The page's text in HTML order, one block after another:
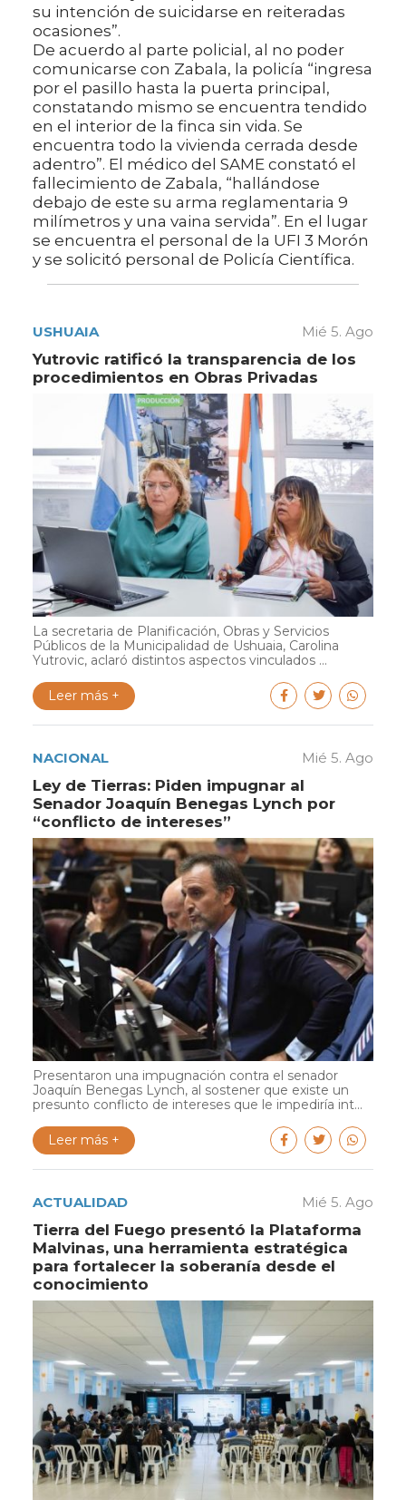
su intención de suicidarse en reiteradas
ocasiones”.
De acuerdo al parte policial, al no poder
comunicarse con Zabala, la policía “ingresa
por el pasillo hasta la puerta principal,
constatando mismo se encuentra tendido
en el interior de la finca sin vida. Se
encuentra todo la vivienda cerrada desde
adentro”. El médico del SAME constató el
fallecimiento de Zabala, “hallándose
debajo de este su arma reglamentaria 9
milímetros y una vaina servida”. En el lugar
se encuentra el personal de la UFI 3 Morón
y se solicitó personal de Policía Científica.
USHUAIA Mié 5. Ago
Yutrovic ratificó la transparencia de los
procedimientos en Obras Privadas
La secretaria de Planificación, Obras y Servicios
Públicos de la Municipalidad de Ushuaia, Carolina
Yutrovic, aclaró distintos aspectos vinculados ...
Leer más +
NACIONAL Mié 5. Ago
Ley de Tierras: Piden impugnar al
Senador Joaquín Benegas Lynch por
“conflicto de intereses”
Presentaron una impugnación contra el senador
Joaquín Benegas Lynch, al sostener que existe un
presunto conflicto de intereses que le impediría int...
Leer más +
ACTUALIDAD Mié 5. Ago
Tierra del Fuego presentó la Plataforma
Malvinas, una herramienta estratégica
para fortalecer la soberanía desde el
conocimiento